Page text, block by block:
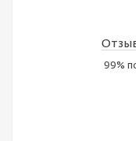
99%